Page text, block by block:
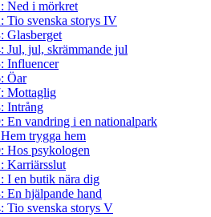
Ned i mörkret
Tio svenska storys IV
Glasberget
Jul, jul, skrämmande jul
Influencer
Öar
Mottaglig
Intrång
En vandring i en nationalpark
trygga hem
Hos psykologen
Karriärsslut
I en butik nära dig
En hjälpande hand
Tio svenska storys V